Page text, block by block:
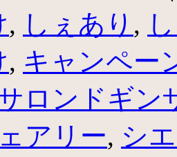
, しぇあり ,
, キャンペー
ロンドギン
アリー, シ